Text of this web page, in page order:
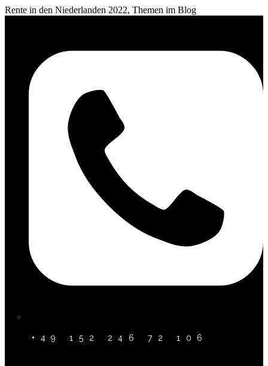
Rente in den Niederlanden 2022, Themen im Blog
+49 152 246 72 106